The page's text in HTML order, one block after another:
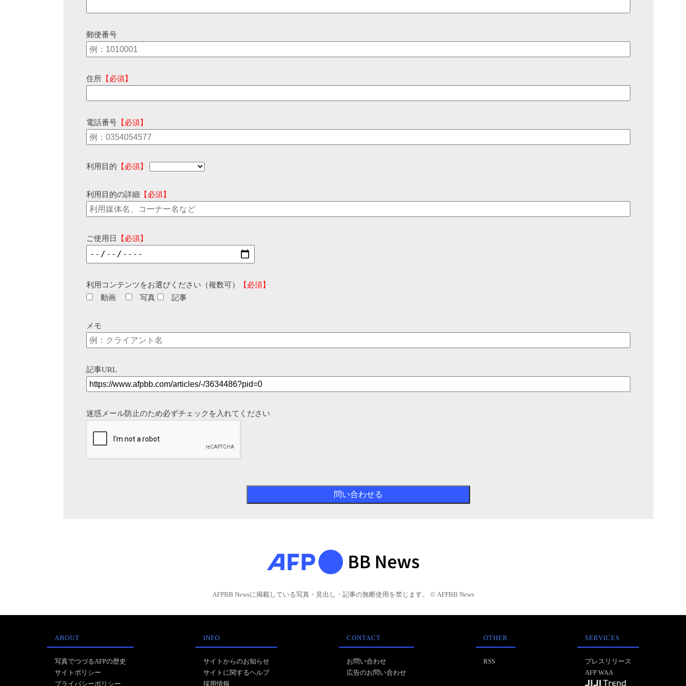
郵便番号
住所 【必須】
電話番号 【必須】
利用目的 【必須】
利用目的の詳細 【必須】
ご使用日 【必須】
利用コンテンツをお選びください（複数可）
【必須】
動画
写真 記事
メモ
記事URL
迷惑メール防止のため必ずチェックを入れてください
AFPBB Newsに掲載している写真・見出し・記事の無断使用を禁じます。 © AFPBB News
ABOUT
写真でつづるAFPの歴史
サイトポリシー
プライバシーポリシー
INFO
サイトからのお知らせ
サイトに関するヘルプ
採用情報
CONTACT
お問い合わせ
広告のお問い合わせ
OTHER
RSS
SERVICES
プレスリリース
AFP WAA